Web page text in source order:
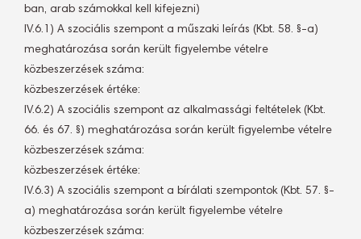
ban, arab számokkal kell kifejezni)
IV.6.1) A szociális szempont a műszaki leírás (Kbt. 58. §-a)
meghatározása során került figyelembe vételre
közbeszerzések száma: 
közbeszerzések értéke:
IV.6.2) A szociális szempont az alkalmassági feltételek (Kbt.
66. és 67. §) meghatározása során került figyelembe vételre
közbeszerzések száma: 
közbeszerzések értéke:
IV.6.3) A szociális szempont a bírálati szempontok (Kbt. 57. §-
a) meghatározása során került figyelembe vételre
közbeszerzések száma: 